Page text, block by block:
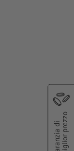
Garanzia dimiglior prezzo